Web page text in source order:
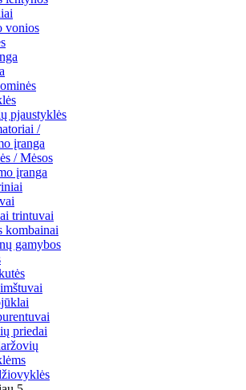
vonios
pjaustyklės
/
įranga
/ Mėsos
įranga
trintuvai
kombainai
gamybos
priedai